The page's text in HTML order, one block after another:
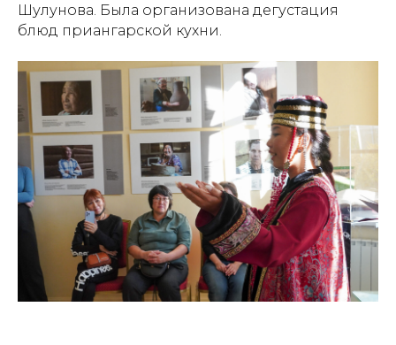
Шулунова. Была организована дегустация
блюд приангарской кухни.